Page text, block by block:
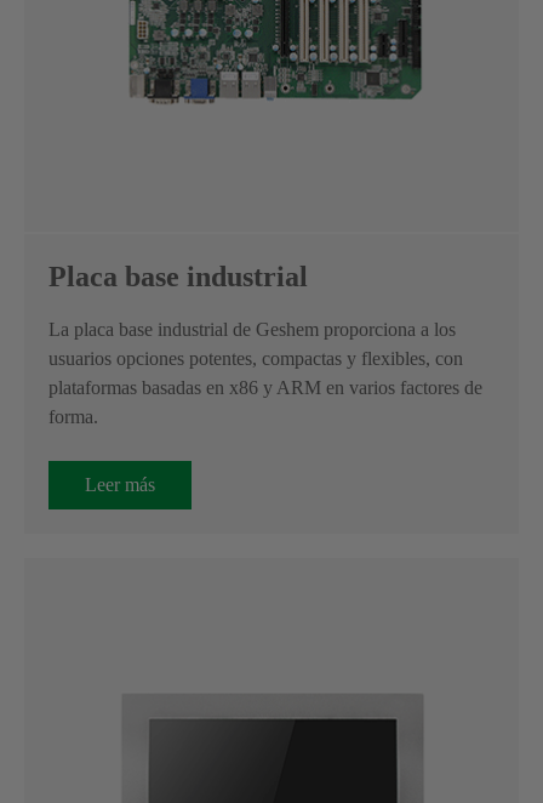
Placa base industrial
La placa base industrial de Geshem proporciona a los
usuarios opciones potentes, compactas y flexibles, con
plataformas basadas en x86 y ARM en varios factores de
forma.
Leer más